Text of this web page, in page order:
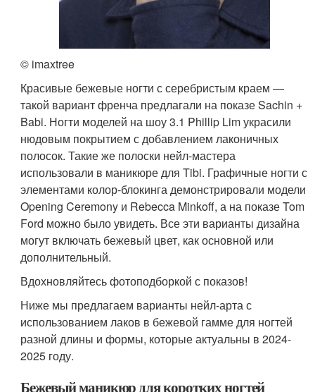
© imaxtree
Красивые бежевые ногти с серебристым краем —
такой вариант френча предлагали на показе Sachin +
Babi. Ногти моделей на шоу 3.1 Phillip Lim украсили
нюдовым покрытием с добавлением лаконичных
полосок. Такие же полоски нейл-мастера
использовали в маникюре для Tibi. Графичные ногти с
элементами колор-блокинга демонстрировали модели
Opening Ceremony и Rebecca Minkoff, а на показе Tom
Ford можно было увидеть. Все эти варианты дизайна
могут включать бежевый цвет, как основной или
дополнительный.
Вдохновляйтесь фотоподборкой с показов!
Ниже мы предлагаем варианты нейл-арта с
использованием лаков в бежевой гамме для ногтей
разной длины и формы, которые актуальны в 2024-
2025 году.
Бежевый маникюр для коротких ногтей